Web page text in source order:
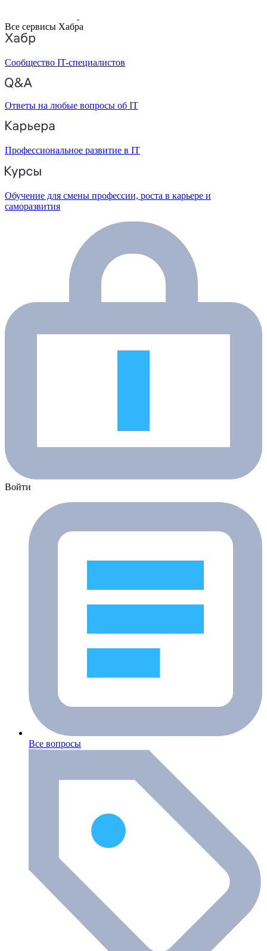
Все сервисы Хабра
Сообщество IT-специалистов
Ответы на любые вопросы об IT
Профессиональное развитие в IT
Обучение для смены профессии, роста в карьере и
саморазвития
Войти
Все вопросы